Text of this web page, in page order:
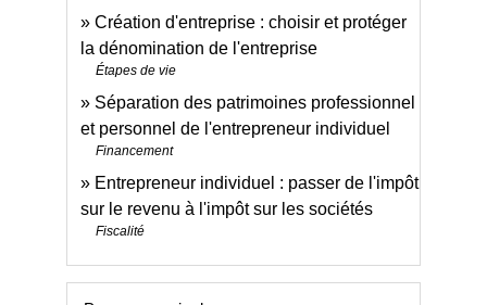
Création d'entreprise : choisir et protéger
la dénomination de l'entreprise
Étapes de vie
Séparation des patrimoines professionnel
et personnel de l'entrepreneur individuel
Financement
Entrepreneur individuel : passer de l'impôt
sur le revenu à l'impôt sur les sociétés
Fiscalité